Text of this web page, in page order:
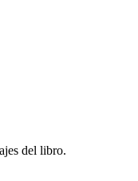
del libro.